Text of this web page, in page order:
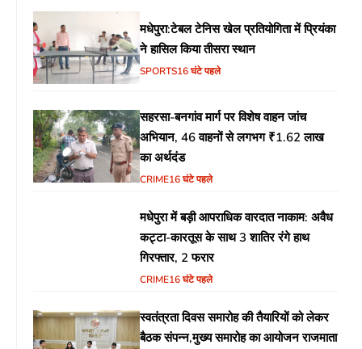
मधेपुरा:टेबल टेनिस खेल प्रतियोगिता में प्रियंका
ने हासिल किया तीसरा स्थान
SPORTS16 घंटे पहले
सहरसा-बनगांव मार्ग पर विशेष वाहन जांच
अभियान, 46 वाहनों से लगभग ₹1.62 लाख
का अर्थदंड
CRIME16 घंटे पहले
मधेपुरा में बड़ी आपराधिक वारदात नाकाम: अवैध
कट्टा-कारतूस के साथ 3 शातिर रंगे हाथ
गिरफ्तार, 2 फरार
CRIME16 घंटे पहले
स्वतंत्रता दिवस समारोह की तैयारियों को लेकर
बैठक संपन्न,मुख्य समारोह का आयोजन राजमाता